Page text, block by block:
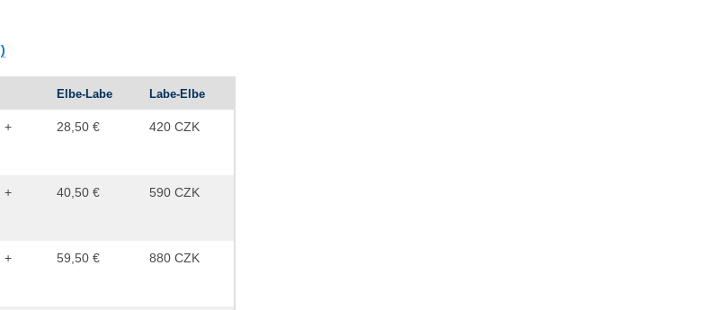
Elbe-Labe Labe-Elbe
+
28,50 € 420 CZK
+
40,50 € 590 CZK
+
59,50 € 880 CZK